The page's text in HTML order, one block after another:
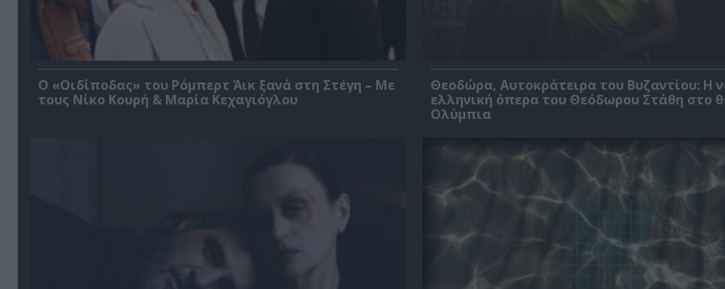
O «Οιδίποδας» του Ρόμπερτ Άικ ξανά στη Στέγη – Με
τους Νίκο Κουρή & Μαρία Κεχαγιόγλου
Θεοδώρα, Αυτοκράτειρα του Βυζαντίου: Η
ελληνική όπερα του Θεόδωρου Στάθη στο
Ολύμπια